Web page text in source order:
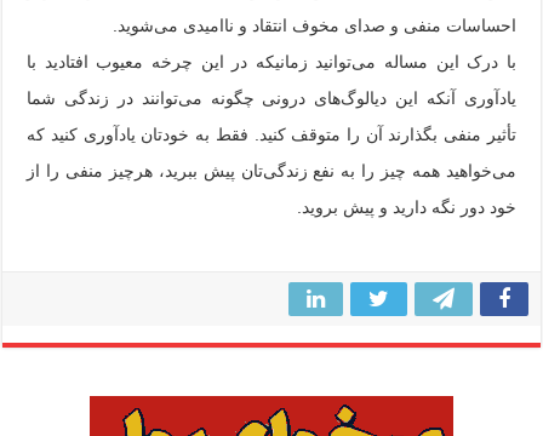
احساسات منفی و صدای مخوف انتقاد و ناامیدی می‌شوید.
با درک این مساله می‌توانید زمانیکه در این چرخه معیوب افتادید با
یادآوری آنکه این دیالوگ‌های درونی چگونه می‌توانند در زندگی شما
تأثیر منفی بگذارند آن را متوقف کنید. فقط به خودتان یادآوری کنید که
می‌خواهید همه چیز را به نفع زندگی‌تان پیش ببرید، هرچیز منفی را از
خود دور نگه دارید و پیش بروید.